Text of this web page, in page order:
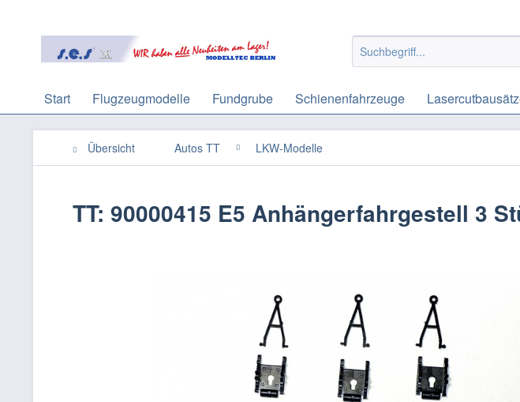
Start Flugzeugmodelle Fundgrube Schienenfahrzeuge
Übersicht Autos TT LKW-Modelle
TT: 90000415 E5 Anhängerfahrgestell 3